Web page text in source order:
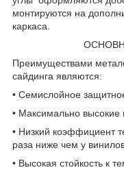
монтируются на
каркаса.
Преимуществами
сайдинга являются:
• Семислойное
• Максимально высокие
• Низкий коэффициент
раза ниже чем у
• Высокая стойкость к